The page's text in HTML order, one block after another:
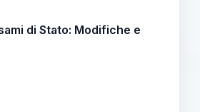
di Stato: Modifiche e